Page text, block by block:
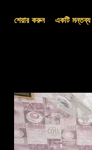
শেয়ার করুন একটি